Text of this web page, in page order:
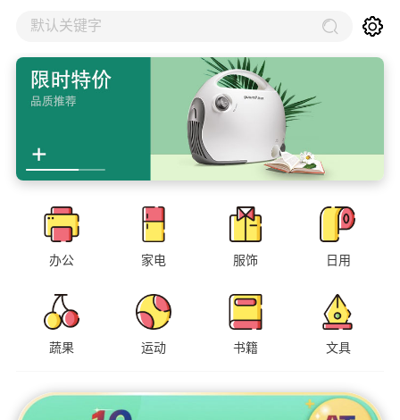
默认关键字
办公 家电 服饰 日用
蔬果 运动 书籍 文具